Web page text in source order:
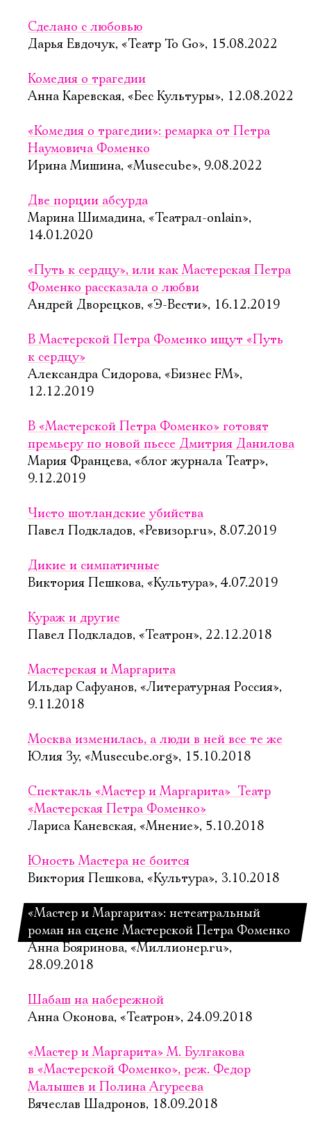
Сделано с любовью
Дарья Евдочук, «Театр To Go», 15.08.2022
Комедия о трагедии
Анна Каревская, «Бес Культуры», 12.08.2022
«Комедия о трагедии»: ремарка от Петра
Наумовича Фоменко
Ирина Мишина, «Musecube», 9.08.2022
Две порции абсурда
Марина Шимадина, «Театрал-onlain»,
14.01.2020
«Путь к сердцу», или как Мастерская Петра
Фоменко рассказала о любви
Андрей Дворецков, «Э-Вести», 16.12.2019
В Мастерской Петра Фоменко ищут «Путь
к сердцу»
Александра Сидорова, «Бизнес FM»,
12.12.2019
В «Мастерской Петра Фоменко» готовят
премьеру по новой пьесе Дмитрия Данилова
Мария Францева, «блог журнала Театр»,
9.12.2019
Чисто шотландские убийства
Павел Подкладов, «Ревизор.ru», 8.07.2019
Дикие и симпатичные
Виктория Пешкова, «Культура», 4.07.2019
Кураж и другие
Павел Подкладов, «Театрон», 22.12.2018
Мастерская и Маргарита
Ильдар Сафуанов, «Литературная Россия»,
9.11.2018
Москва изменилась, а люди в ней все те же
Юлия Зу, «Musecube.org», 15.10.2018
Спектакль «Мастер и Маргарита»  Театр
«Мастерская Петра Фоменко»
Лариса Каневская, «Мнение», 5.10.2018
Юность Мастера не боится
Виктория Пешкова, «Культура», 3.10.2018
«Мастер и Маргарита»: нетеатральный
роман на сцене Мастерской Петра Фоменко
Анна Бояринова, «Миллионер.ru»,
28.09.2018
Шабаш на набережной
Анна Оконова, «Театрон», 24.09.2018
«Мастер и Маргарита» М. Булгакова
в «Мастерской Фоменко», реж. Федор
Малышев и Полина Агуреева
Вячеслав Шадронов, 18.09.2018